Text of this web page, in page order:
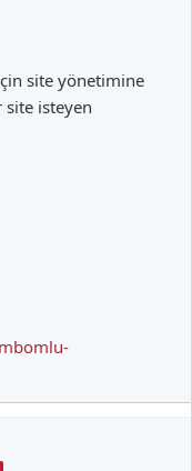
site yönetimine
isteyen